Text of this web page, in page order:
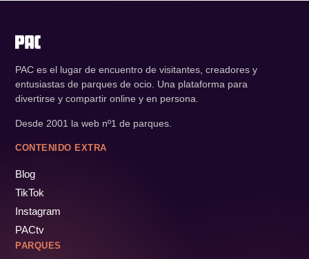
PAC es el lugar de encuentro de visitantes, creadores y
entusiastas de parques de ocio. Una plataforma para
divertirse y compartir online y en persona.
Desde 2001 la web nº1 de parques.
CONTENIDO EXTRA
Blog
TikTok
Instagram
PACtv
PARQUES